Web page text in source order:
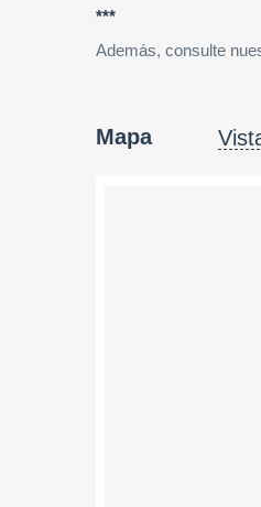
***
Además, consulte
Mapa